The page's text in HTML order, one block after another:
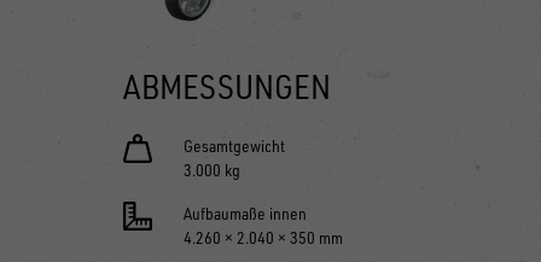
ABMESSUNGEN
Gesamtgewicht
3.000 kg
Aufbaumaße innen
4.260 × 2.040 × 350 mm